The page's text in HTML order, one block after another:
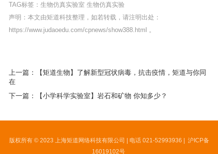
TAG标签： 生物仿真实验室 生物仿真实验
声明：本文由矩道科技整理，如若转载，请注明出处：
https://www.judaoedu.com/cpnews/show388.html
。
上一篇：【矩道生物】了解新型冠状病毒，抗击疫情，矩道与你同
在
下一篇：【小学科学实验室】岩石和矿物 你知多少？
版权所有 © 2023 上海矩道网络科技有限公司 | 电话 021-52993936 | 沪ICP备
16019102号